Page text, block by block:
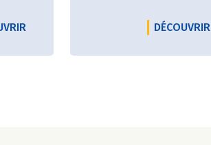
BONNES GRAINES
LE PRODUCTEUR DELIS'OEUFSDÉCOUVRIR